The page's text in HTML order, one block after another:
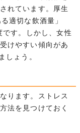
れています。厚生
適切な飲酒量」
す。しかし、女性
けやすい傾向があ
しょう。
ります。ストレス
法を見つけておく